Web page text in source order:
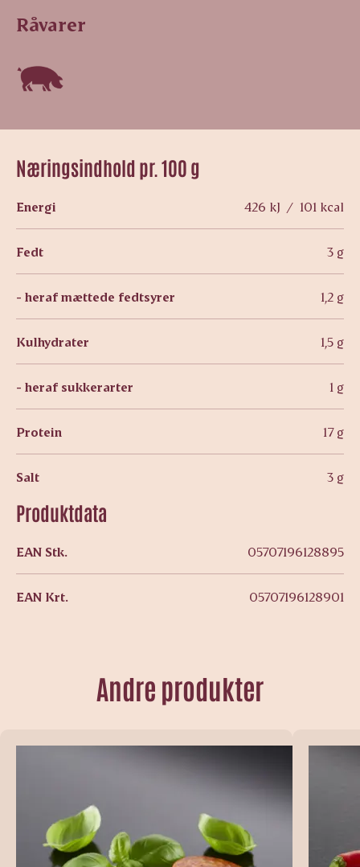
Næringsindhold pr. 100 g
Energi 426 kJ / 101 kcal
Fedt 3 g
- heraf mættede fedtsyrer 1,2 g
Kulhydrater 1,5 g
- heraf sukkerarter 1 g
Protein 17 g
Salt 3 g
Produktdata
EAN Stk. 05707196128895
EAN Krt. 05707196128901
Råvarer
Andre produkter